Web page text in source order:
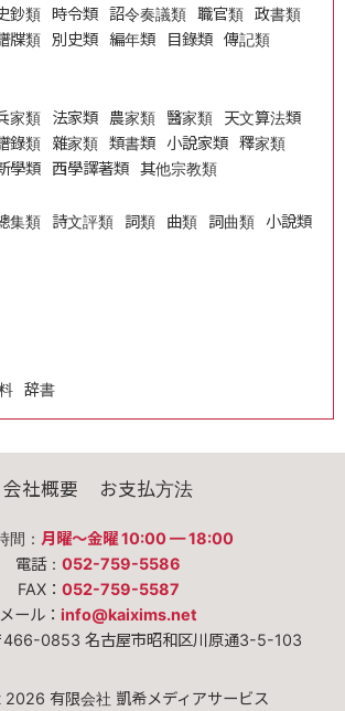
鈔類 時令類 詔令奏議類 職官類 政書類
牒類 別史類 編年類 目錄類 傳記類
家類 法家類 農家類 醫家類
天文算法類
錄類 雜家類 類書類 小說家類 釋家類
學類 西學譯著類 其他宗教類
集類 詩文評類 詞類 曲類 詞曲類 小說類
辞書
会社概要 お支払方法
間： 月曜〜金曜 10:00 — 18:00
電話： 052-759-5586
FAX： 052-759-5587
メール： info@kaixims.net
466-0853 名古屋市昭和区川原通3-5-103
有限会社 凱希メディアサービス